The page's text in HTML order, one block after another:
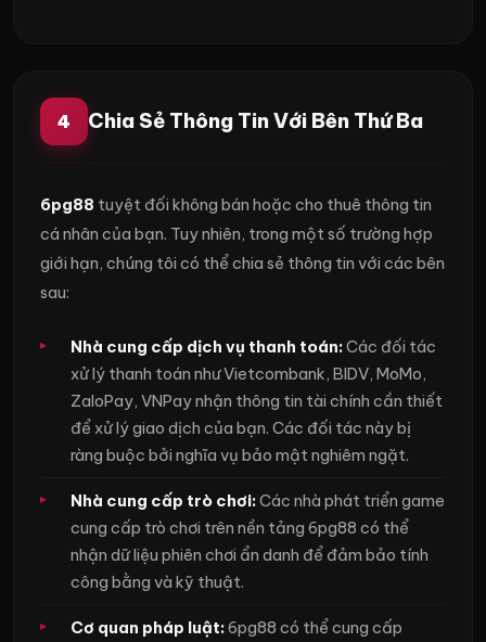
4 Chia Sẻ Thông Tin Với Bên Thứ Ba
6pg88 tuyệt đối không bán hoặc cho thuê thông tin
cá nhân của bạn. Tuy nhiên, trong một số trường hợp
giới hạn, chúng tôi có thể chia sẻ thông tin với các bên
sau:
Nhà cung cấp dịch vụ thanh toán:Các đối tác
xử lý thanh toán như Vietcombank, BIDV, MoMo,
ZaloPay, VNPay nhận thông tin tài chính cần thiết
để xử lý giao dịch của bạn. Các đối tác này bị
ràng buộc bởi nghĩa vụ bảo mật nghiêm ngặt.
Nhà cung cấp trò chơi:Các nhà phát triển game
cung cấp trò chơi trên nền tảng 6pg88 có thể
nhận dữ liệu phiên chơi ẩn danh để đảm bảo tính
công bằng và kỹ thuật.
Cơ quan pháp luật:6pg88 có thể cung cấp